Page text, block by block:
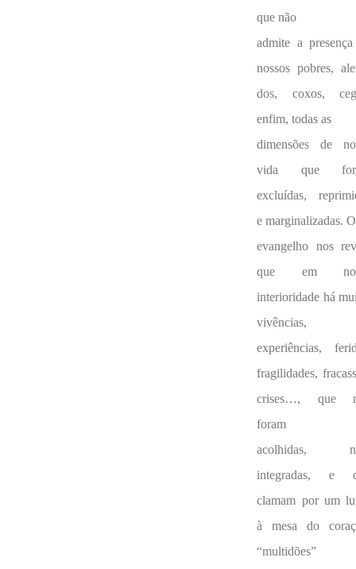
que não
admite a
nossos pobres,
dos, coxos,
enfim, todas as
dimensões de
vida que
excluídas,
e marginalizadas. O
evangelho nos
que em
interioridade há
vivências,
experiências,
fragilidades,
crises…, que
foram
acolhidas,
integradas, e
clamam por um
à mesa do
“multidões”